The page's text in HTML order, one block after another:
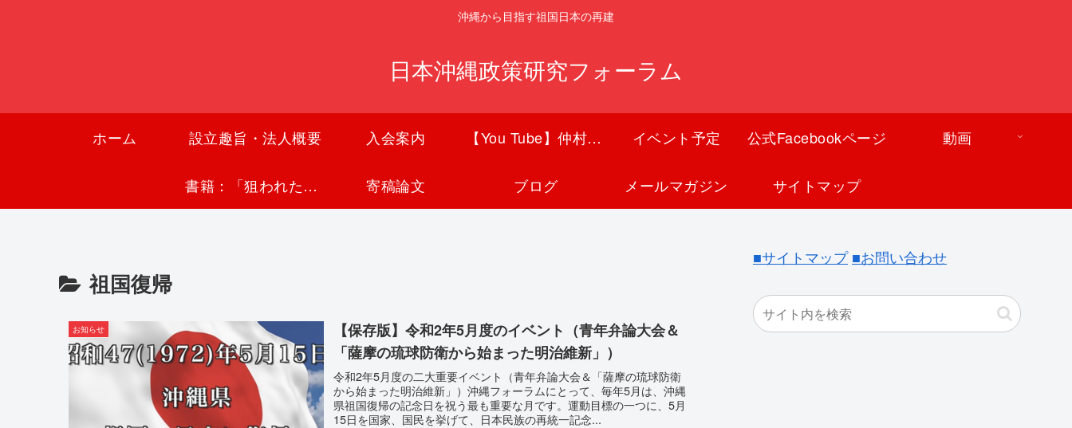
沖縄から目指す祖国日本の再建
日本沖縄政策研究フォーラム
ホーム 設立趣旨・法人概要 入会案内 【You Tube】仲村覚チャンネル イベント予定 公式Facebookページ 動画
書籍：「狙われた沖縄〜真実の沖縄史が日本を救う〜」 寄稿論文 ブログ メールマガジン サイトマップ
祖国復帰
お知らせ
【保存版】令和2年5月度のイベント（青年弁論大会＆
「薩摩の琉球防衛から始まった明治維新」）
令和2年5月度の二大重要イベント（青年弁論大会＆「薩摩の琉球防衛
から始まった明治維新」）沖縄フォーラムにとって、毎年5月は、沖縄
県祖国復帰の記念日を祝う最も重要な月です。運動目標の一つに、5月
15日を国家、国民を挙げて、日本民族の再統一記念...
■サイトマップ ■お問い合わせ